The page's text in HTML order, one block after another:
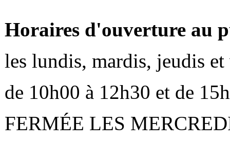
Horaires d'ouverture au
les lundis, mardis, jeudis et
de 10h00 à 12h30 et de
FERMÉE LES